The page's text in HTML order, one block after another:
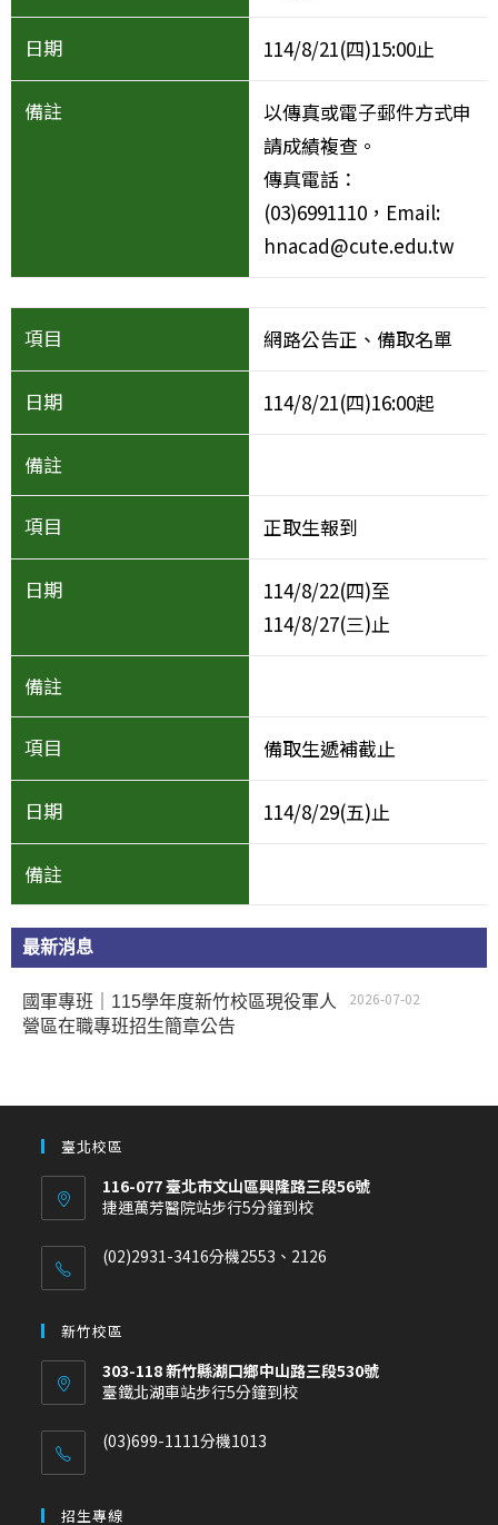
114/8/21(四)15:00止
以傳真或電子郵件方式申
請成績複查。
傳真電話：
(03)6991110，Email:
hnacad@cute.edu.tw
網路公告正、備取名單
114/8/21(四)16:00起
正取生報到
114/8/22(四)至
114/8/27(三)止
備取生遞補截止
114/8/29(五)止
最新消息
國軍專班｜115學年度新竹校區現役軍人
營區在職專班招生簡章公告
2026-07-02
臺北校區
116-077 臺北市文山區興隆路三段56號
捷運萬芳醫院站步行5分鐘到校
(02)2931-3416分機2553、2126
新竹校區
303-118 新竹縣湖口鄉中山路三段530號
臺鐵北湖車站步行5分鐘到校
(03)699-1111分機1013
招生專線